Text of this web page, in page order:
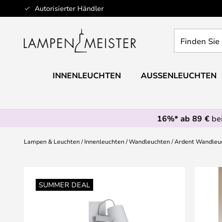
Autorisierter Händler
Zum
Inhalt
Sie
Leuchte...
INNENLEUCHTEN AUSSENLEUCHTEN
16%* ab 89 €
Lampen & Leuchten Innenleuchten Wandleuchten Ardent
SUMMER DEAL
Ende